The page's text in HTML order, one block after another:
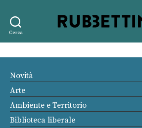
Cerca
editore
Novità
Arte
Ambiente e Territorio
Biblioteca liberale